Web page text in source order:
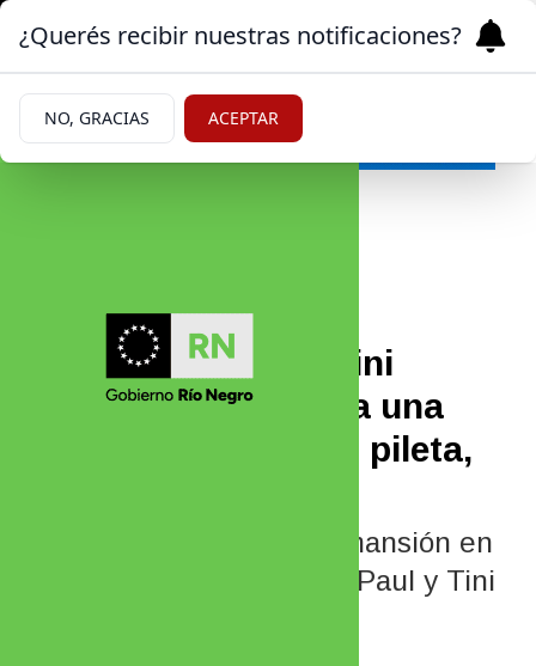
ESPECTÁCULOS | 25/07/2025
Rodrigo de Paul y Tini
Stoessel se mudan a una
mansión de lujo con pileta,
Las fotos de la increíble mansión en
la que vivirán Rodrigo de Paul y Tini
¿Querés recibir nuestras notificaciones?
NO, GRACIAS ACEPTAR